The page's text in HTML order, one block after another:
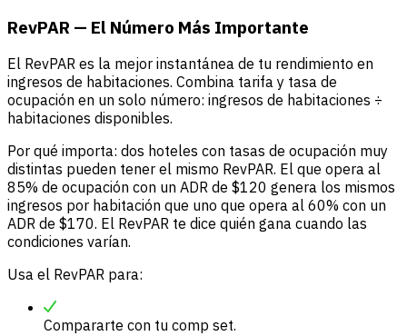
RevPAR — El Número Más Importante
El RevPAR es la mejor instantánea de tu rendimiento en
ingresos de habitaciones. Combina tarifa y tasa de
ocupación en un solo número: ingresos de habitaciones ÷
habitaciones disponibles.
Por qué importa: dos hoteles con tasas de ocupación muy
distintas pueden tener el mismo RevPAR. El que opera al
85% de ocupación con un ADR de $120 genera los mismos
ingresos por habitación que uno que opera al 60% con un
ADR de $170. El RevPAR te dice quién gana cuando las
condiciones varían.
Usa el RevPAR para:
Compararte con tu comp set.